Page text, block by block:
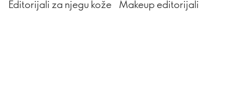
Editorijali za njegu kože Makeup editorijali